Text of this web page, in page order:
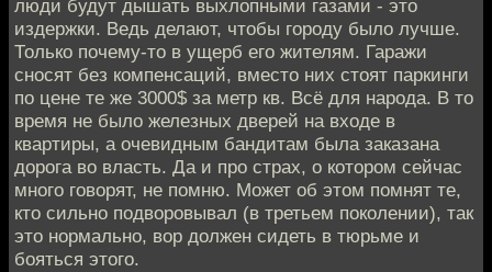
люди будут дышать выхлопными газами - это
издержки. Ведь делают, чтобы городу было лучше.
Только почему-то в ущерб его жителям. Гаражи
сносят без компенсаций, вместо них стоят паркинги
по цене те же 3000$ за метр кв. Всё для народа. В то
время не было железных дверей на входе в
квартиры, а очевидным бандитам была заказана
дорога во власть. Да и про страх, о котором сейчас
много говорят, не помню. Может об этом помнят те,
кто сильно подворовывал (в третьем поколении), так
это нормально, вор должен сидеть в тюрьме и
бояться этого.